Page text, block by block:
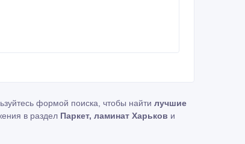
формой поиска, чтобы найти лучшие
в раздел Паркет, ламинат Харьков и